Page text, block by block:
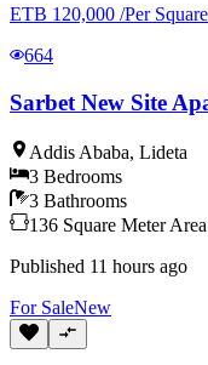
ETB 120,000 /Per
664
Sarbet New Site
Addis Ababa, Lideta
3 Bedrooms
3 Bathrooms
136 Square Meter Area
Published 11 hours ago
For SaleNew